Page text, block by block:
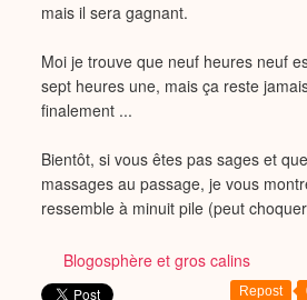
mais il sera gagnant.
Moi je trouve que neuf heures neuf
sept heures une, mais ça reste
finalement ...
Bientôt, si vous êtes pas sages et
massages au passage, je vous
ressemble à minuit pile (peut
Blogosphère et gros calins
Repost